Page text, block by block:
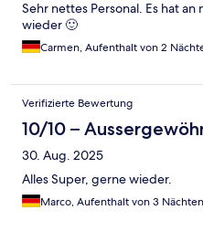
Sehr nettes Personal. Es hat
wieder 🙂
Carmen, Aufenthalt von 2
Verifizierte Bewertung
10/10 –
30. Aug. 2025
Alles Super, gerne wieder.
Marco, Aufenthalt von 3 Nächten